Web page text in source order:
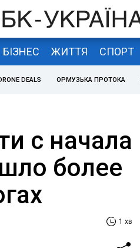
БІЗНЕС ЖИТТЯ СПОРТ
DEALS ОРМУЗЬКА ПРОТОКА
с начала
более
1 хв